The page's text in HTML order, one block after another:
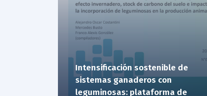
Intensificación sostenible de
sistemas ganaderos con
leguminosas: plataforma de